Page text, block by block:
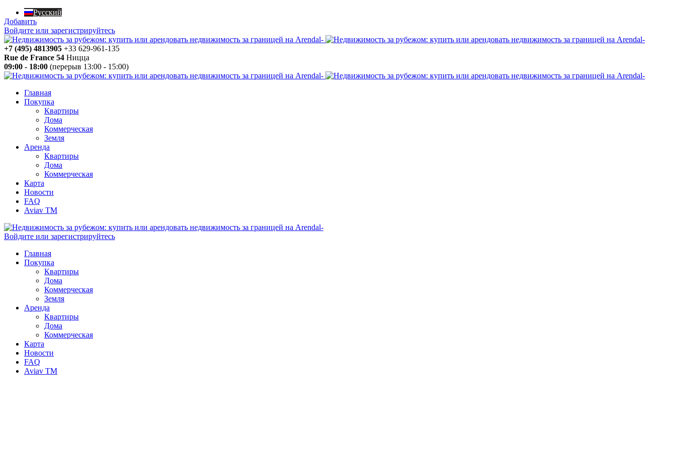
Русский
Добавить
Войдите или зарегистрируйтесь
+7 (495) 4813905 +33 629-961-135
Rue de France 54 Ницца
09:00 - 18:00 (перерыв 13:00 - 15:00)
Главная
Покупка
Квартиры
Дома
Коммерческая
Земля
Аренда
Квартиры
Дома
Коммерческая
Карта
Новости
FAQ
Aviav TM
Войдите или зарегистрируйтесь
Главная
Покупка
Квартиры
Дома
Коммерческая
Земля
Аренда
Квартиры
Дома
Коммерческая
Карта
Новости
FAQ
Aviav TM